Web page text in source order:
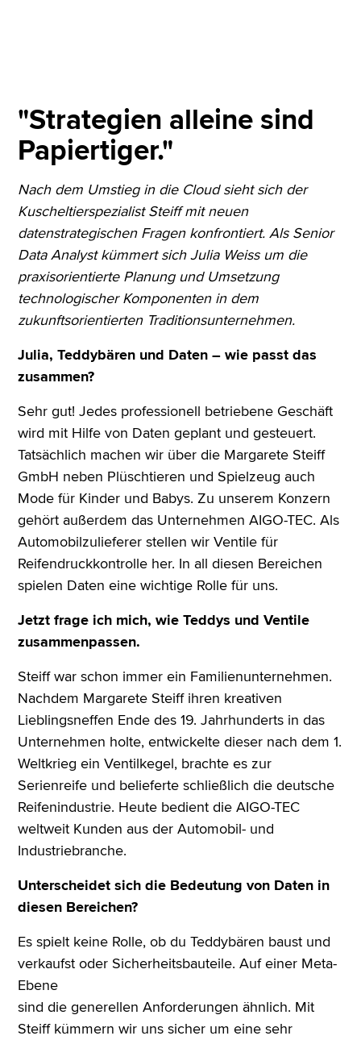
"Strategien alleine sind
Papiertiger."
Nach dem Umstieg in die Cloud sieht sich der
Kuscheltierspezialist Steiff mit neuen
datenstrategischen Fragen konfrontiert. Als Senior
Data Analyst kümmert sich Julia Weiss um die
praxisorientierte Planung und Umsetzung
technologischer Komponenten in dem
zukunftsorientierten Traditionsunternehmen.
Julia, Teddybären und Daten – wie passt das
zusammen?
Sehr gut! Jedes professionell betriebene Geschäft
wird mit Hilfe von Daten geplant und gesteuert.
Tatsächlich machen wir über die Margarete Steiff
GmbH neben Plüschtieren und Spielzeug auch
Mode für Kinder und Babys. Zu unserem Konzern
gehört außerdem das Unternehmen AIGO-TEC. Als
Automobilzulieferer stellen wir Ventile für
Reifendruckkontrolle her. In all diesen Bereichen
spielen Daten eine wichtige Rolle für uns.
Jetzt frage ich mich, wie Teddys und Ventile
zusammenpassen.
Steiff war schon immer ein Familienunternehmen.
Nachdem Margarete Steiff ihren kreativen
Lieblingsneffen Ende des 19. Jahrhunderts in das
Unternehmen holte, entwickelte dieser nach dem 1.
Weltkrieg ein Ventilkegel, brachte es zur
Serienreife und belieferte schließlich die deutsche
Reifenindustrie. Heute bedient die AIGO-TEC
weltweit Kunden aus der Automobil- und
Industriebranche.
Unterscheidet sich die Bedeutung von Daten in
diesen Bereichen?
Es spielt keine Rolle, ob du Teddybären baust und
verkaufst oder Sicherheitsbauteile. Auf einer Meta-
Ebene
sind die generellen Anforderungen ähnlich. Mit
Steiff kümmern wir uns sicher um eine sehr